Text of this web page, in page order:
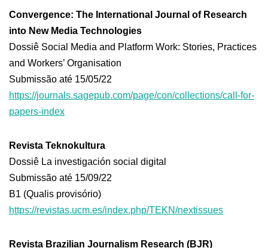
Convergence: The International Journal of Research
into New Media Technologies
Dossiê Social Media and Platform Work: Stories, Practices
and Workers’ Organisation
Submissão até 15/05/22
https://journals.sagepub.com/page/con/collections/call-for-
papers-index
Revista Teknokultura
Dossiê La investigación social digital
Submissão até 15/09/22
B1 (Qualis provisório)
https://revistas.ucm.es/index.php/TEKN/nextissues
Revista Brazilian Journalism Research (BJR)